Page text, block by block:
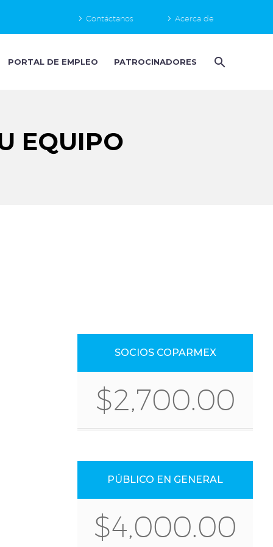
Contáctanos Acerca de
PORTAL DE EMPLEO PATROCINADORES
EQUIPO
SOCIOS COPARMEX
$2,700.00
PÚBLICO EN GENERAL
$4,000.00